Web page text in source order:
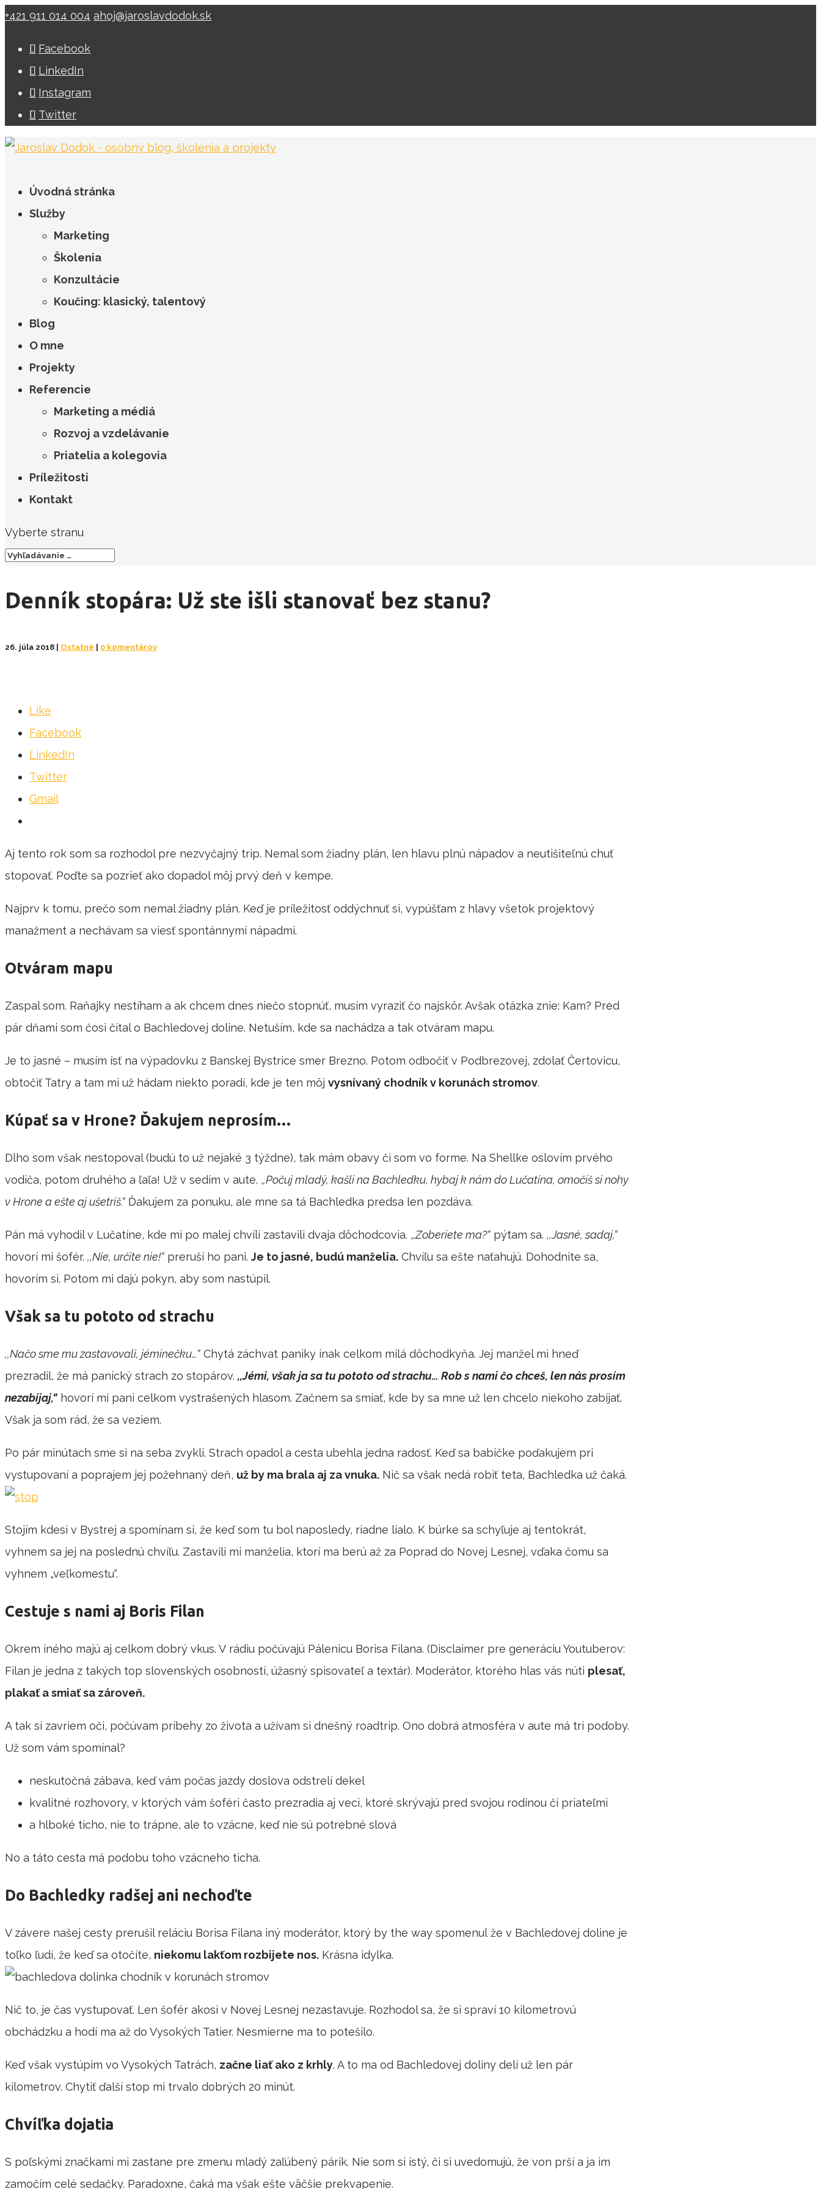
+421 911 014 004 ahoj@jaroslavdodok.sk
Facebook
LinkedIn
Instagram
Twitter
Úvodná stránka
Služby
Marketing
Školenia
Konzultácie
Koučing: klasický, talentový
Blog
O mne
Projekty
Referencie
Marketing a médiá
Rozvoj a vzdelávanie
Priatelia a kolegovia
Príležitosti
Kontakt
Vyberte stranu
Denník stopára: Už ste išli stanovať bez stanu?
26. júla 2018 Ostatné 0 komentárov
Like
Facebook
LinkedIn
Twitter
Gmail
Aj tento rok som sa rozhodol pre nezvyčajný trip. Nemal som žiadny plán, len hlavu plnú nápadov a neutišiteľnú chuť
stopovať. Poďte sa pozrieť ako dopadol môj prvý deň v kempe.
Najprv k tomu, prečo som nemal žiadny plán. Keď je príležitosť oddýchnuť si, vypúšťam z hlavy všetok projektový
manažment a nechávam sa viesť spontánnymi nápadmi.
Otváram mapu
Zaspal som. Raňajky nestíham a ak chcem dnes niečo stopnúť, musím vyraziť čo najskôr. Avšak otázka znie: Kam? Pred
pár dňami som čosi čítal o Bachledovej doline. Netuším, kde sa nachádza a tak otváram mapu.
Je to jasné – musím ísť na výpadovku z Banskej Bystrice smer Brezno. Potom odbočiť v Podbrezovej, zdolať Čertovicu,
obtočiť Tatry a tam mi už hádam niekto poradí, kde je ten môj vysnívaný chodník v korunách stromov.
Kúpať sa v Hrone? Ďakujem neprosím…
Dlho som však nestopoval (budú to už nejaké 3 týždne), tak mám obavy či som vo forme. Na Shellke oslovím prvého
vodiča, potom druhého a ľaľa! Už v sedím v aute. ,,Počuj mladý, kašli na Bachledku, hybaj k nám do Lučatína, omočíš si nohy
v Hrone a ešte aj ušetríš.“ Ďakujem za ponuku, ale mne sa tá Bachledka predsa len pozdáva.
Pán má vyhodil v Lučatíne, kde mi po malej chvíli zastavili dvaja dôchodcovia. ,,Zoberiete ma?“ pýtam sa. ,,Jasné, sadaj,“
hovorí mi šofér. ,,Nie, určite nie!“ preruší ho pani. Je to jasné, budú manželia. Chvíľu sa ešte naťahujú. Dohodnite sa,
hovorím si. Potom mi dajú pokyn, aby som nastúpil.
Však sa tu pototo od strachu
,,Načo sme mu zastavovali, jéminečku…“ Chytá záchvat paniky inak celkom milá dôchodkyňa. Jej manžel mi hneď
prezradil, že má panický strach zo stopárov. ,,Jémi, však ja sa tu pototo od strachu… Rob s nami čo chceš, len nás prosím
nezabíjaj,“ hovorí mi pani celkom vystrašených hlasom. Začnem sa smiať, kde by sa mne už len chcelo niekoho zabíjať.
Však ja som rád, že sa veziem.
Po pár minútach sme si na seba zvykli. Strach opadol a cesta ubehla jedna radosť. Keď sa babičke poďakujem pri
vystupovaní a poprajem jej požehnaný deň, už by ma brala aj za vnuka. Nič sa však nedá robiť teta, Bachledka už čaká.
Stojím kdesi v Bystrej a spomínam si, že keď som tu bol naposledy, riadne lialo. K búrke sa schyľuje aj tentokrát,
vyhnem sa jej na poslednú chvíľu. Zastavili mi manželia, ktorí ma berú až za Poprad do Novej Lesnej, vďaka čomu sa
vyhnem „veľkomestu“.
Cestuje s nami aj Boris Filan
Okrem iného majú aj celkom dobrý vkus. V rádiu počúvajú Pálenicu Borisa Filana. (Disclaimer pre generáciu Youtuberov:
Filan je jedna z takých top slovenských osobností, úžasný spisovateľ a textár). Moderátor, ktorého hlas vás núti plesať,
plakať a smiať sa zároveň.
A tak si zavriem oči, počúvam príbehy zo života a užívam si dnešný roadtrip. Ono dobrá atmosféra v aute má tri podoby.
Už som vám spomínal?
neskutočná zábava, keď vám počas jazdy doslova odstrelí dekel
kvalitné rozhovory, v ktorých vám šoféri často prezradia aj veci, ktoré skrývajú pred svojou rodinou či priateľmi
a hlboké ticho, nie to trápne, ale to vzácne, keď nie sú potrebné slová
No a táto cesta má podobu toho vzácneho ticha.
Do Bachledky radšej ani nechoďte
V závere našej cesty prerušil reláciu Borisa Filana iný moderátor, ktorý by the way spomenul že v Bachledovej doline je
toľko ľudí, že keď sa otočíte, niekomu lakťom rozbijete nos. Krásna idylka.
Nič to, je čas vystupovať. Len šofér akosi v Novej Lesnej nezastavuje. Rozhodol sa, že si spraví 10 kilometrovú
obchádzku a hodí ma až do Vysokých Tatier. Nesmierne ma to potešilo.
Keď však vystúpim vo Vysokých Tatrách, začne liať ako z krhly. A to ma od Bachledovej doliny delí už len pár
kilometrov. Chytiť ďalší stop mi trvalo dobrých 20 minút.
Chvíľka dojatia
S poľskými značkami mi zastane pre zmenu mladý zaľúbený párik. Nie som si istý, či si uvedomujú, že von prší a ja im
zamočím celé sedačky. Paradoxne, čaká ma však ešte väčšie prekvapenie.